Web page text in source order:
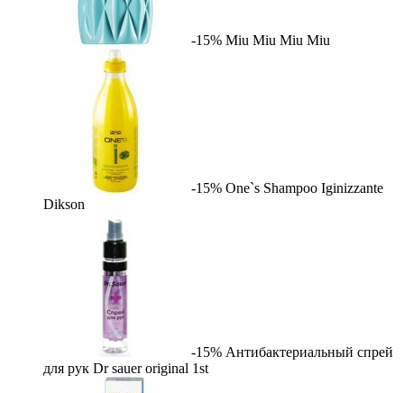
-15% Miu Miu Miu Miu
-15% One`s Shampoo Iginizzante
Dikson
-15% Антибактериальный спрей
для рук Dr sauer original 1st